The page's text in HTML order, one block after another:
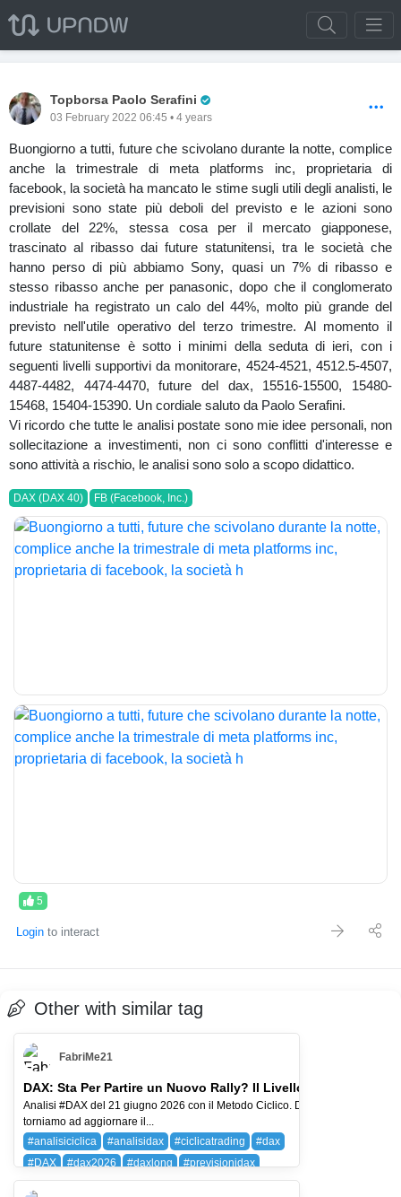
Topborsa Paolo Serafini
03 February 2022 06:45 • 4 years
Buongiorno a tutti, future che scivolano durante la notte, complice
anche la trimestrale di meta platforms inc, proprietaria di
facebook, la società ha mancato le stime sugli utili degli analisti, le
previsioni sono state più deboli del previsto e le azioni sono
crollate del 22%, stessa cosa per il mercato giapponese,
trascinato al ribasso dai future statunitensi, tra le società che
hanno perso di più abbiamo Sony, quasi un 7% di ribasso e
stesso ribasso anche per panasonic, dopo che il conglomerato
industriale ha registrato un calo del 44%, molto più grande del
previsto nell'utile operativo del terzo trimestre. Al momento il
future statunitense è sotto i minimi della seduta di ieri, con i
seguenti livelli supportivi da monitorare, 4524-4521, 4512.5-4507,
4487-4482, 4474-4470, future del dax, 15516-15500, 15480-
15468, 15404-15390. Un cordiale saluto da Paolo Serafini.
Vi ricordo che tutte le analisi postate sono mie idee personali, non
sollecitazione a investimenti, non ci sono conflitti d'interesse e
sono attività a rischio, le analisi sono solo a scopo didattico.
DAX (DAX 40) FB (Facebook, Inc.)
5
Login to interact
Other with similar tag
FabriMe21
DAX: Sta Per Partire un Nuovo Rally? Il Livello da Non Perdere
Analisi #DAX del 21 giugno 2026 con il Metodo Ciclico. Dopo circa un mese
torniamo ad aggiornare il...
#analisiciclica
#analisidax #ciclicatrading
#dax
#DAX
#dax2026 #daxlong
#previsionidax
DAX (DAX 40)